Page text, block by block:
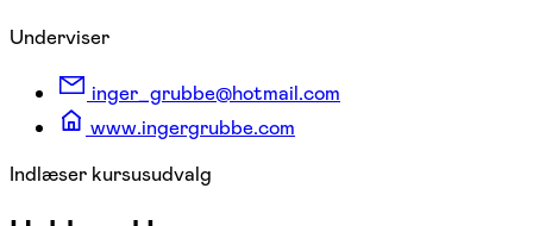
Underviser
inger_grubbe@hotmail.com
www.ingergrubbe.com
Indlæser kursusudvalg